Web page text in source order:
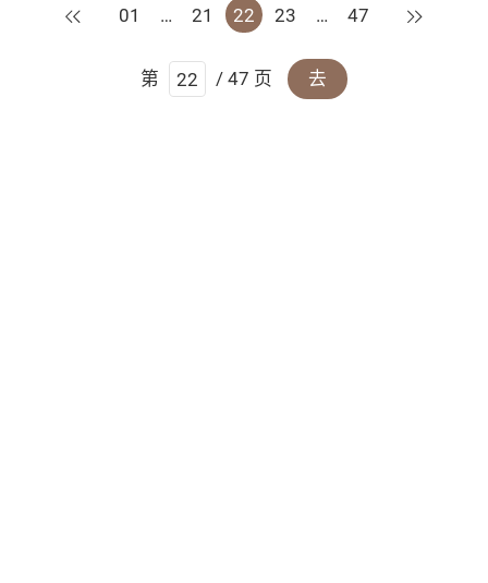
上一页
01 … 21 22 23 … 47 下一页
第 / 47 页 去